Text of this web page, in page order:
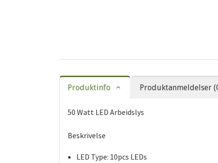
Produktinfo Produktanmeldelser
50 Watt LED Arbeidslys
Beskrivelse
LED Type: 10pcs LEDs